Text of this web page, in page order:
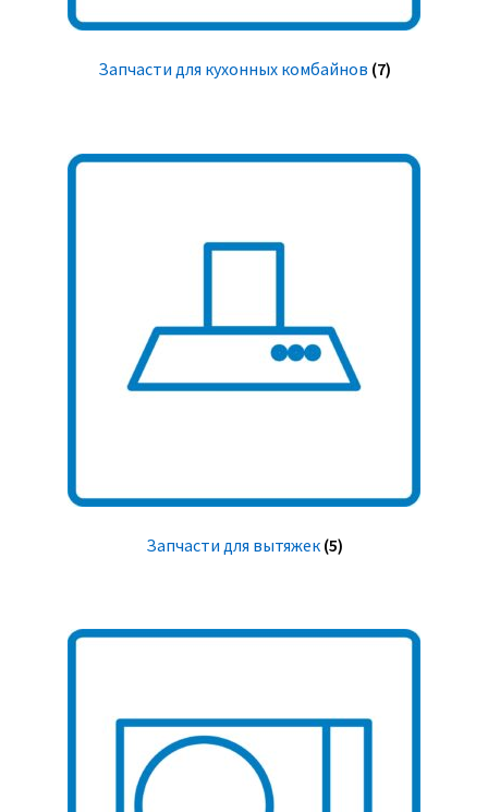
Запчасти для кухонных комбайнов (7)
Запчасти для вытяжек (5)